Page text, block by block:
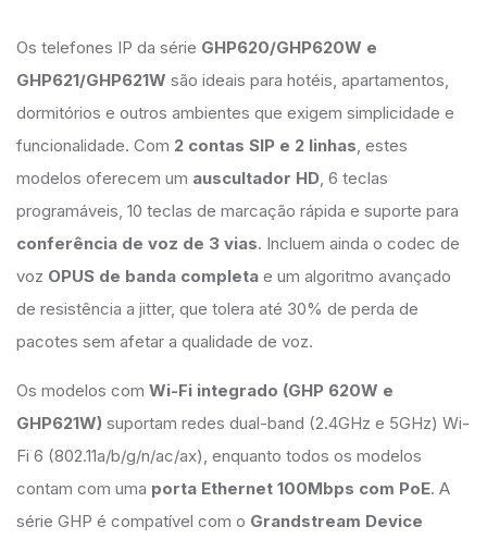
Os telefones IP da série GHP620/GHP620W e
GHP621/GHP621W são ideais para hotéis, apartamentos,
dormitórios e outros ambientes que exigem simplicidade e
funcionalidade. Com 2 contas SIP e 2 linhas, estes
modelos oferecem um auscultador HD, 6 teclas
programáveis, 10 teclas de marcação rápida e suporte para
conferência de voz de 3 vias. Incluem ainda o codec de
voz OPUS de banda completa e um algoritmo avançado
de resistência a jitter, que tolera até 30% de perda de
pacotes sem afetar a qualidade de voz.
Os modelos com Wi-Fi integrado (GHP 620W e
GHP621W) suportam redes dual-band (2.4GHz e 5GHz) Wi-
Fi 6 (802.11a/b/g/n/ac/ax), enquanto todos os modelos
contam com uma porta Ethernet 100Mbps com PoE. A
série GHP é compatível com o Grandstream Device